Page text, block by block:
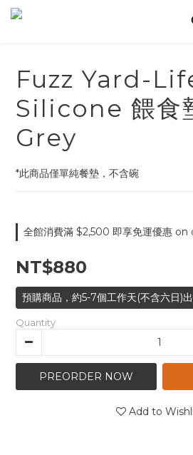
Fuzz Yard-
Silicone 餵食
Grey
*此商品僅單純餐墊，不含碗
全館消費滿 $2,500 即享免運優惠 on
NT$880
預購商品，約5-7個工作天(不含六日)
Quantity
PREORDER NOW
Add to